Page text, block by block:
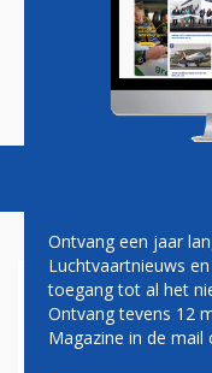
Magazine
WIL REM
Ontvang een jaar
Luchtvaartnieuws
toegang tot al het
Ontvang tevens 12
Magazine in de mail